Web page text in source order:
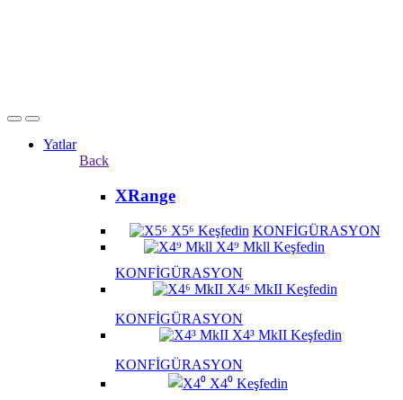
Yatlar
Back
XRange
X5⁶ Keşfedin KONFİGÜRASYON
X4⁹ Mkll Keşfedin
KONFİGÜRASYON
X4⁶ MkII Keşfedin
KONFİGÜRASYON
X4³ MkII Keşfedin
KONFİGÜRASYON
X4⁰ Keşfedin